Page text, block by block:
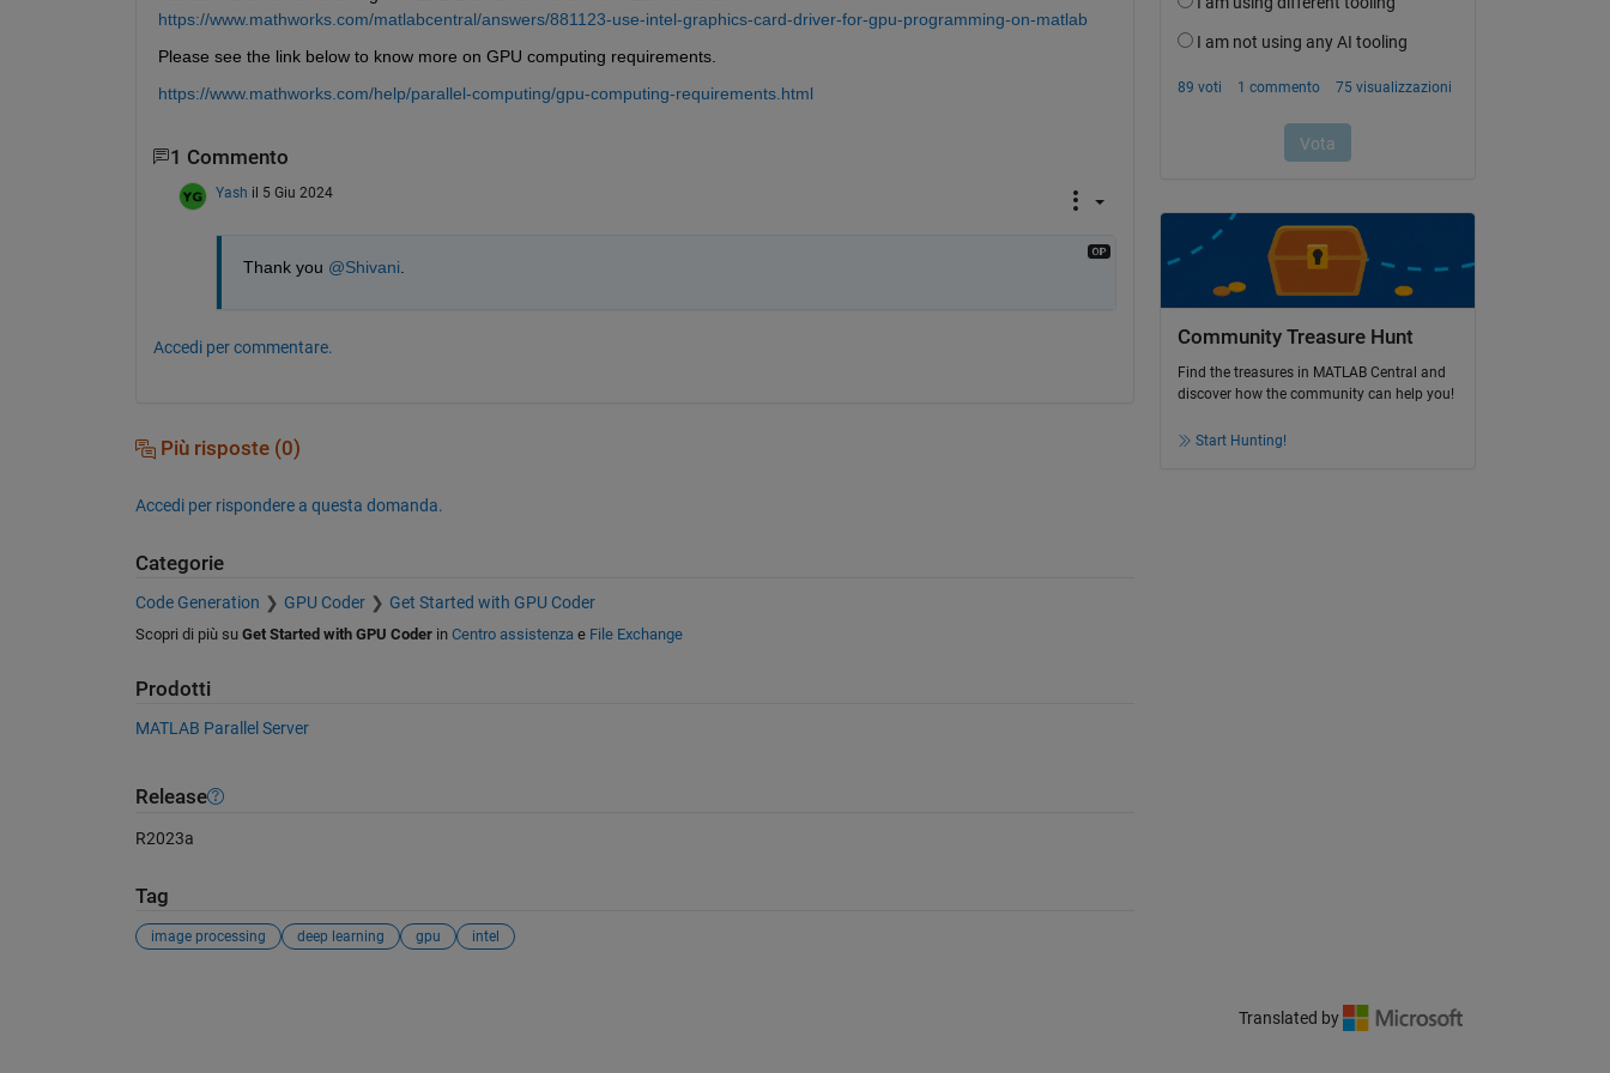
https://www.mathworks.com/matlabcentral/answers/881123-use-intel-graphics-card-driver-for-gpu-programming-on-matlab
Please see the link below to know more on GPU computing requirements.
https://www.mathworks.com/help/parallel-computing/gpu-computing-requirements.html
1 Commento
Yash il 5 Giu 2024
Thank you @Shivani.
Accedi per commentare.
Più risposte (0)
Accedi per rispondere a questa domanda.
Categorie
Code Generation GPU Coder Get Started with GPU Coder
Scopri di più su Get Started with GPU Coderin Centro assistenza e File Exchange
Prodotti
MATLAB Parallel Server
Release
R2023a
Tag
image processing deep learning gpu intel
Community Treasure Hunt
Find the treasures in MATLAB Central and
discover how the community can help you!
Start Hunting!
Translated by